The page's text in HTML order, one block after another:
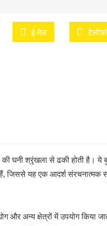
ई-मेल
की घनी श्रृंखला से ढकी होती है। ये
जिससे यह एक आदर्श संरचनात्मक
और अन्य क्षेत्रों में उपयोग किया